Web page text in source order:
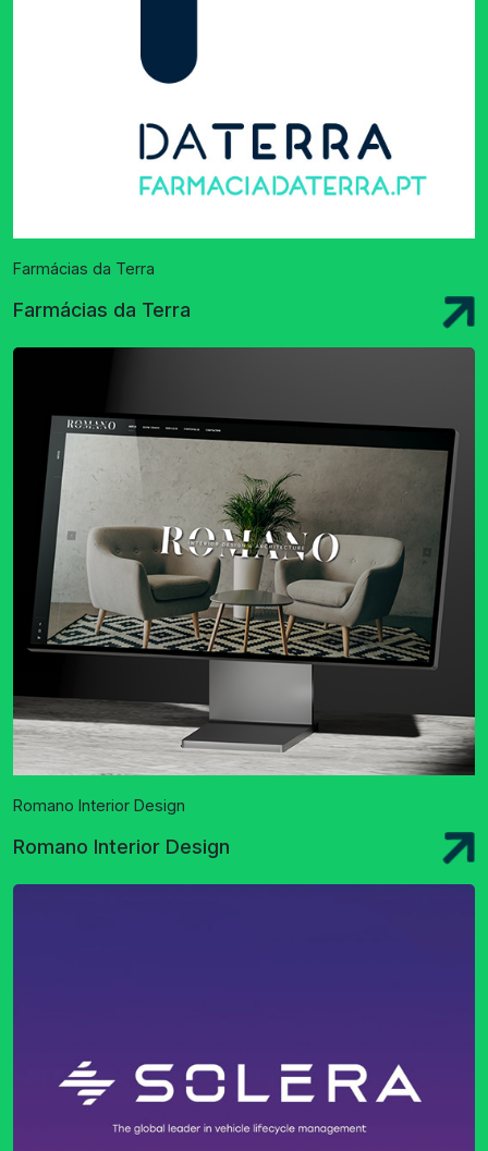
Farmácias da Terra
Farmácias da Terra
Romano Interior Design
Romano Interior Design